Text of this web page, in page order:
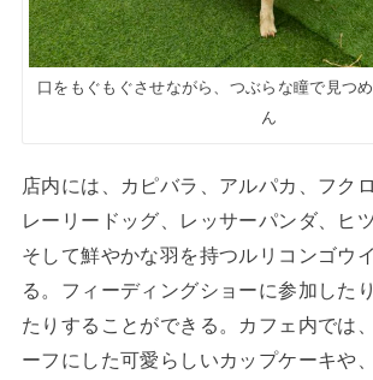
口をもぐもぐさせながら、つぶらな瞳で見つ
ん
店内には、カピバラ、アルパカ、フク
レーリードッグ、レッサーパンダ、ヒ
そして鮮やかな羽を持つルリコンゴウ
る。フィーディングショーに参加した
たりすることができる。カフェ内では
ーフにした可愛らしいカップケーキや